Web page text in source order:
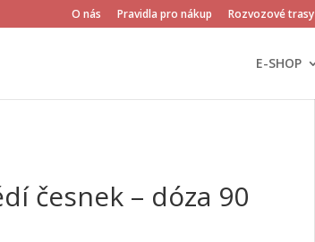
O nás Pravidla pro nákup Rozvozové trasy
E-SHOP
česnek – dóza 90